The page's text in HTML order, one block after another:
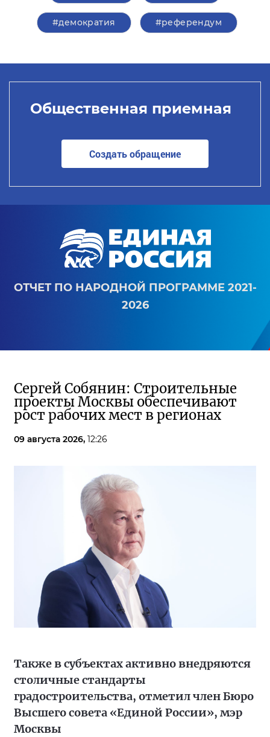
#демократия #референдум
Общественная приемная
Создать обращение
ОТЧЕТ ПО НАРОДНОЙ ПРОГРАММЕ 2021-
2026
Сергей Собянин: Строительные
проекты Москвы обеспечивают
рост рабочих мест в регионах
09 августа 2026, 12:26
Также в субъектах активно внедряются
столичные стандарты
градостроительства, отметил член Бюро
Высшего совета «Единой России», мэр
Москвы